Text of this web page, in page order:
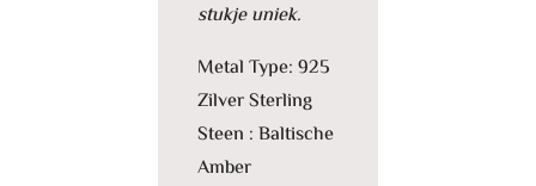
stukje uniek.
Metal Type: 925
Zilver Sterling
Steen : Baltische
Amber